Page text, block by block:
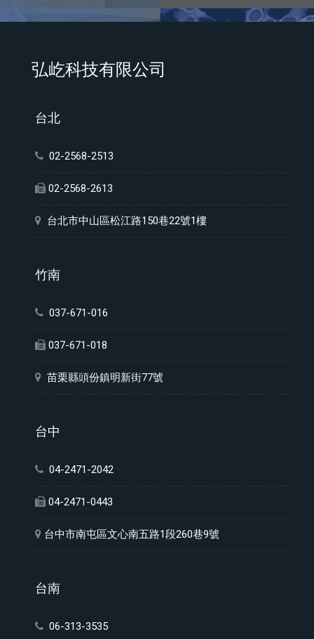
弘屹科技有限公司
台北
02-2568-2513
02-2568-2613
台北市中山區松江路150巷22號1樓
竹南
037-671-016
037-671-018
苗栗縣頭份鎮明新街77號
台中
04-2471-2042
04-2471-0443
台中市南屯區文心南五路1段260巷9號
台南
06-313-3535